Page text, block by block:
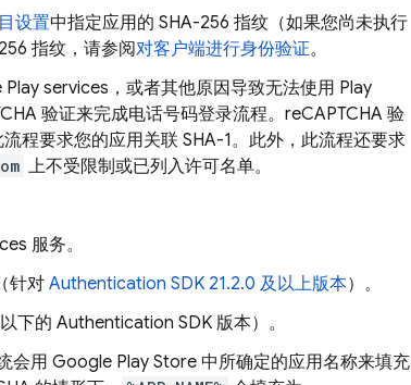
设置中指定应用的 SHA-256 指纹（如果您尚未执行
指纹，请参阅对客户端进行身份验证。
Play services ，或者其他原因导致无法使用 Play
验证来完成电话号码登录流程。 reCAPTCHA 验
程要求您的应用关联 SHA-1。此外，此流程还要求
上不受限制或已列入许可名单。
服务。
针对 Authentication SDK 21.2.0 及以上版本）。
下的 Authentication SDK 版本）。
会用 Google Play Store 中所确定的应用名称来填充